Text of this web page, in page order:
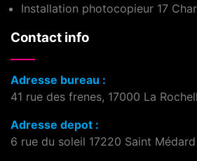
Installation photocopieur 17
Contact info
Adresse bureau :
41 rue des frenes, 17000 La
Adresse depot :
6 rue du soleil 17220 Saint